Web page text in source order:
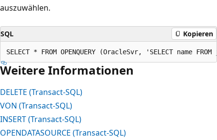
auszuwählen.
SQL Kopieren
Weitere Informationen
DELETE (Transact-SQL)
VON (Transact-SQL)
INSERT (Transact-SQL)
OPENDATASOURCE (Transact-SQL)